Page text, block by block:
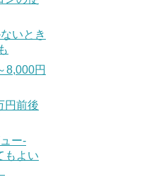
いとき
8,000円
円前後
ー‐
もよい